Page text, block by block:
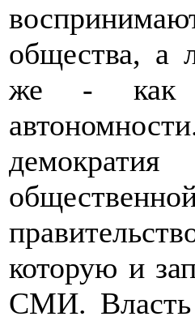
общества, а
же - как
которую и
СМИ. Власть